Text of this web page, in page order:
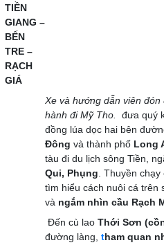
TIỀN
GIANG –
BẾN
TRE –
RẠCH
GIÁ
Xe và hướng dẫn viên
hành đi Mỹ Tho.
đưa quý
đồng lúa dọc hai bên
Đông và thành phố Long
tàu đi du lịch sông Tiền,
Qui, Phụng . Thuyền
tìm hiểu cách nuôi cá trên
và ngắm nhìn cầu Rạch
Đến cù lao Thới Sơn
đường làng, tham quan